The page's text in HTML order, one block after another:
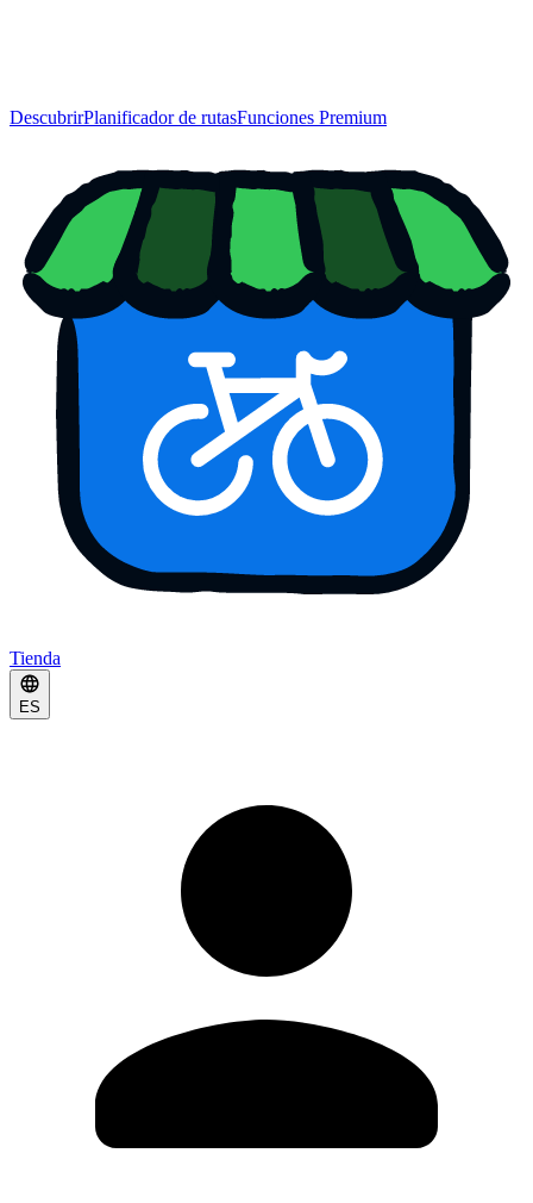
DescubrirPlanificador de rutasFunciones Premium
Tienda
ES